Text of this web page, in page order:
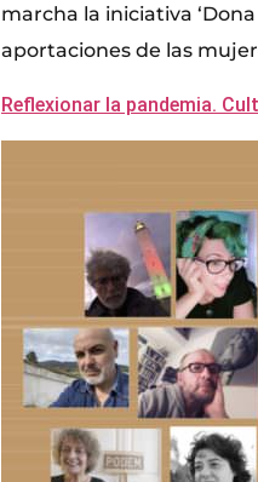
marcha la iniciativa
aportaciones de las
Reflexionar la pandemia.